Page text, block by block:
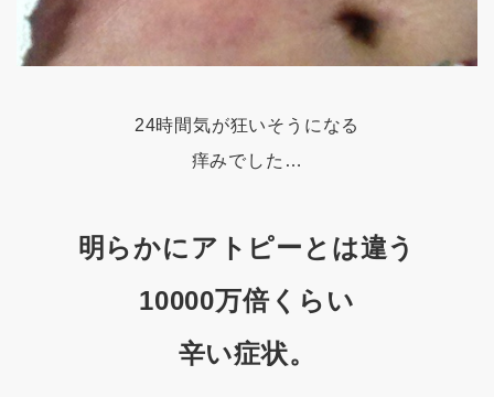
24時間気が狂いそうになる
痒みでした…
明らかにアトピーとは違う
10000万倍くらい
辛い症状。